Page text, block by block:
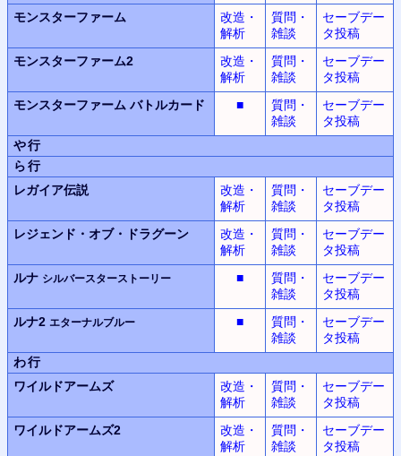
モンスターファーム
改造・
解析
質問・
雑談
セーブデー
タ投稿
モンスターファーム2
改造・
解析
質問・
雑談
セーブデー
タ投稿
モンスターファーム バトルカード ■
質問・
雑談
セーブデー
タ投稿
や行
ら行
レガイア伝説
改造・
解析
質問・
雑談
セーブデー
タ投稿
レジェンド・オブ・ドラグーン
改造・
解析
質問・
雑談
セーブデー
タ投稿
ルナ シルバースターストーリー ■
質問・
雑談
セーブデー
タ投稿
ルナ2 エターナルブルー ■
質問・
雑談
セーブデー
タ投稿
わ行
ワイルドアームズ
改造・
解析
質問・
雑談
セーブデー
タ投稿
ワイルドアームズ2
改造・
解析
質問・
雑談
セーブデー
タ投稿